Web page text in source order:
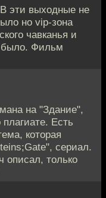
эти выходные не
но vip-зона
чавканья и
было. Фильм
на "Здание",
Есть
которая
сериал.
описал, только